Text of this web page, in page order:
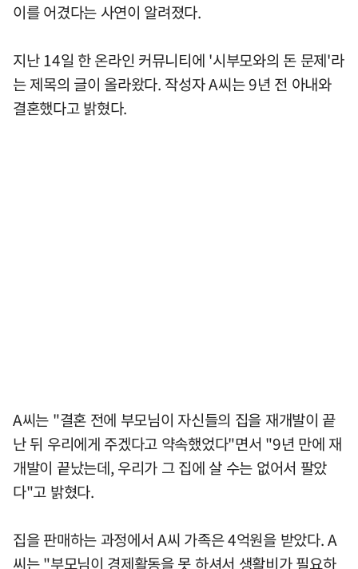
이를 어겼다는 사연이 알려졌다.
지난 14일 한 온라인 커뮤니티에 '시부모와의 돈 문제'라
는 제목의 글이 올라왔다. 작성자 A씨는 9년 전 아내와
결혼했다고 밝혔다.
A씨는 "결혼 전에 부모님이 자신들의 집을 재개발이 끝
난 뒤 우리에게 주겠다고 약속했었다"면서 "9년 만에 재
개발이 끝났는데, 우리가 그 집에 살 수는 없어서 팔았
다"고 밝혔다.
집을 판매하는 과정에서 A씨 가족은 4억원을 받았다. A
씨는 "부모님이 경제활동을 못 하셔서 생활비가 필요하